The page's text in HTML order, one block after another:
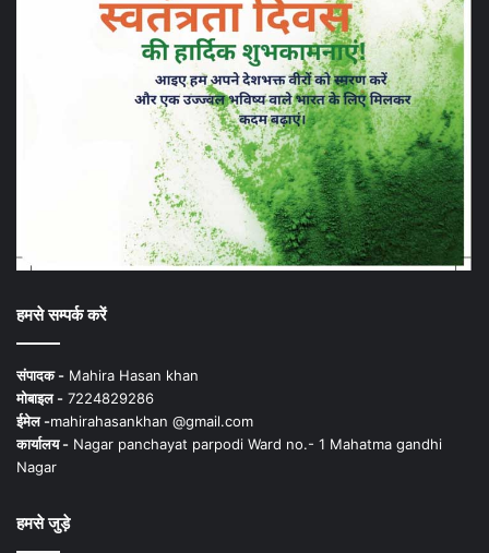
हमसे सम्पर्क करें
संपादक - Mahira Hasan khan
मोबाइल - 7224829286
ईमेल -mahirahasankhan @gmail.com
कार्यालय - Nagar panchayat parpodi Ward no.- 1 Mahatma gandhi
Nagar
हमसे जुड़े